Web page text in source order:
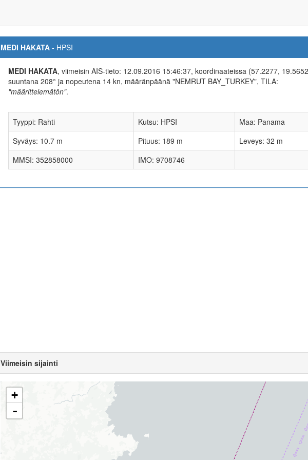
MEDI HAKATA - HPSI
MEDI HAKATA, viimeisin AIS-tieto: 12.09.2016 15:46:37, koordinaateissa (57.2277,
suuntana 208° ja nopeutena 14 kn, määränpäänä "NEMRUT BAY_TURKEY", TILA:
"määrittelemätön".
Tyyppi: Rahti Kutsu: HPSI
Maa: Panama
Syväys: 10.7 m
Pituus: 189 m
Leveys: 32 m
MMSI: 352858000
IMO: 9708746
Viimeisin sijainti
+
-